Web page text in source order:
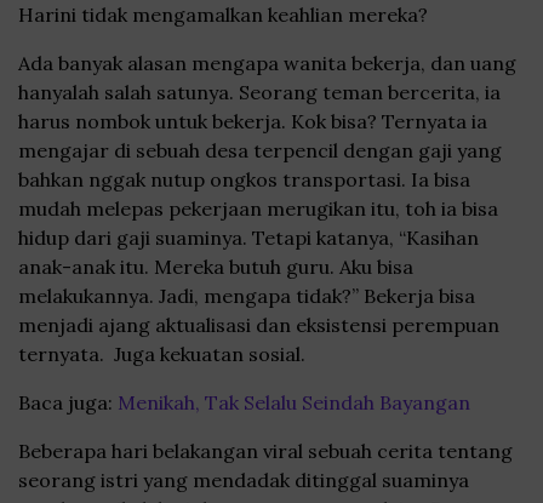
Harini tidak mengamalkan keahlian mereka?
Ada banyak alasan mengapa wanita bekerja, dan uang
hanyalah salah satunya. Seorang teman bercerita, ia
harus nombok untuk bekerja. Kok bisa? Ternyata ia
mengajar di sebuah desa terpencil dengan gaji yang
bahkan nggak nutup ongkos transportasi. Ia bisa
mudah melepas pekerjaan merugikan itu, toh ia bisa
hidup dari gaji suaminya. Tetapi katanya, “Kasihan
anak-anak itu. Mereka butuh guru. Aku bisa
melakukannya. Jadi, mengapa tidak?” Bekerja bisa
menjadi ajang aktualisasi dan eksistensi perempuan
ternyata. Juga kekuatan sosial.
Baca juga: Menikah, Tak Selalu Seindah Bayangan
Beberapa hari belakangan viral sebuah cerita tentang
seorang istri yang mendadak ditinggal suaminya